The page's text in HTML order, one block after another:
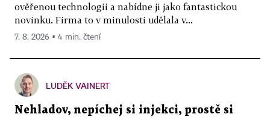
ověřenou technologii a nabídne ji jako fantastickou
novinku. Firma to v minulosti udělala v...
7. 8. 2026 ▪ 4 min. čtení
LUDĚK VAINERT
Nehladov, nepíchej si injekci, prostě si